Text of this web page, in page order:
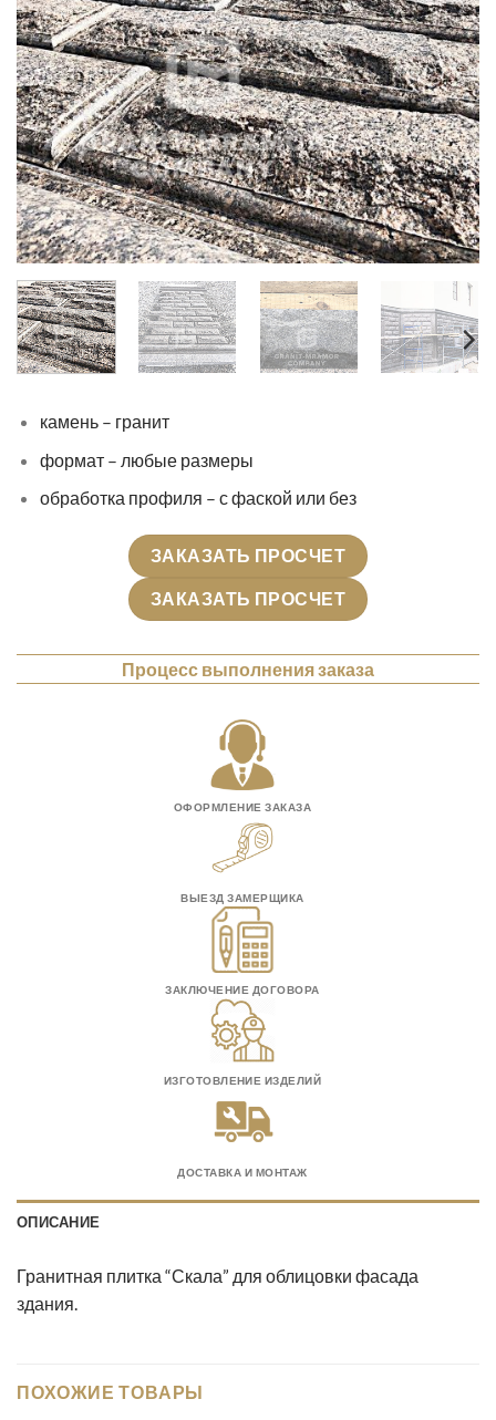
камень – гранит
формат – любые размеры
обработка профиля – с фаской или без
ЗАКАЗАТЬ ПРОСЧЕТ
ЗАКАЗАТЬ ПРОСЧЕТ
Процесс выполнения заказа
ОФОРМЛЕНИЕ ЗАКАЗА
ВЫЕЗД ЗАМЕРЩИКА
ЗАКЛЮЧЕНИЕ ДОГОВОРА
ИЗГОТОВЛЕНИЕ ИЗДЕЛИЙ
ДОСТАВКА И МОНТАЖ
ОПИСАНИЕ
Гранитная плитка “Скала” для облицовки фасада
здания.
ПОХОЖИЕ ТОВАРЫ